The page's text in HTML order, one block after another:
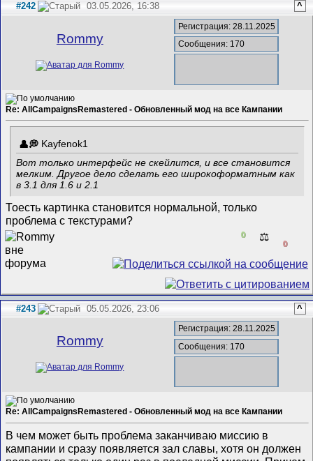
#242 03.05.2026, 16:38 ^
Rommy
Регистрация: 28.11.2025
Сообщения: 170
Re: AllCampaignsRemastered - Обновленный мод на все Кампании
Kayfenok1
Вот только интерфейс не скейлится, и все становится
мелким. Другое дело сделать его широкоформатным как
в 3.1 для 1.6 и 2.1
Тоесть картинка становится нормальной, только
проблема с текстурами?
0 ⚖️
0
#243 05.05.2026, 23:06 ^
Rommy
Регистрация: 28.11.2025
Сообщения: 170
Re: AllCampaignsRemastered - Обновленный мод на все Кампании
В чем может быть проблема заканчиваю миссию в
кампании и сразу появляется зал славы, хотя он должен